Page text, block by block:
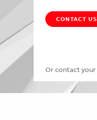
CONTACT US
Or contact your